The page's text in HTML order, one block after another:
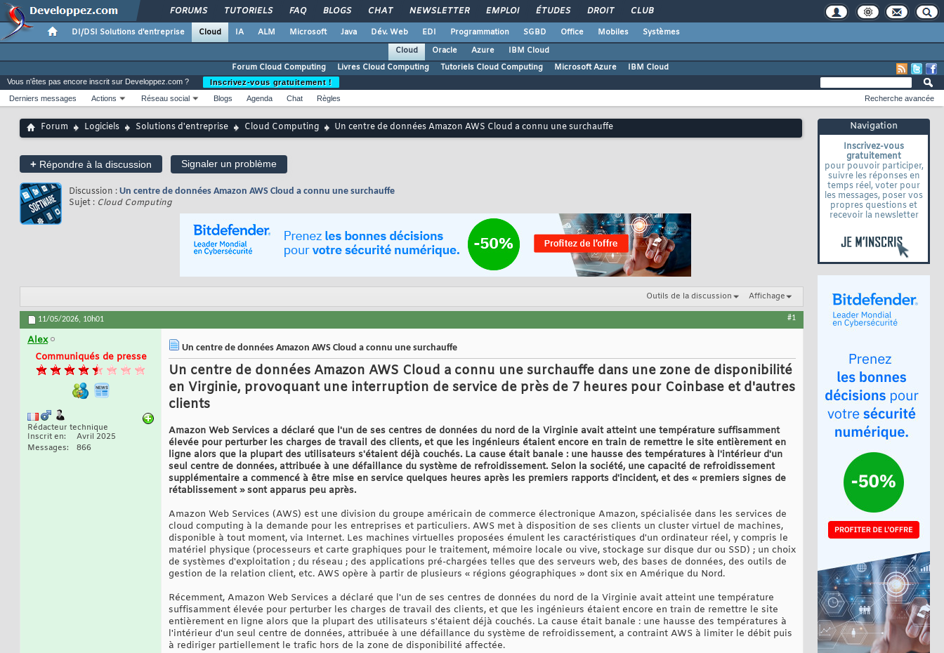
FORUMS TUTORIELS FAQ BLOGS CHAT NEWSLETTER EMPLOI ÉTUDES DROIT CLUB
DI/DSI Solutions d'entreprise Cloud IA ALM Microsoft Java Dév. Web EDI Programmation SGBD Office Mobiles
Systèmes
Cloud
Oracle Azure
IBM Cloud
Forum Cloud Computing
Livres Cloud Computing Tutoriels Cloud Computing Microsoft Azure IBM Cloud
Navigation
Inscrivez-vous
gratuitement
pour pouvoir participer,
suivre les réponses en
temps réel, voter pour
les messages, poser vos
propres questions et
recevoir la newsletter
Vous n'êtes pas encore inscrit sur Developpez.com ?
Inscrivez-vous gratuitement !
Derniers messages
Actions Réseau social Blogs Agenda Chat Règles Recherche avancée
Forum Logiciels Solutions d'entreprise Cloud Computing Un centre de données Amazon AWS Cloud a connu une surchauffe
+ Répondre à la discussion Signaler un problème
Discussion : Un centre de données Amazon AWS Cloud a connu une surchauffe
Sujet : Cloud Computing
Outils de la discussion Affichage
11/05/2026, 10h01 #1
Alex
Communiqués de presse
Rédacteur technique
Inscrit en
Avril 2025
Messages
866
Un centre de données Amazon AWS Cloud a connu une surchauffe
Un centre de données Amazon AWS Cloud a connu une surchauffe dans une zone de disponibilité
en Virginie, provoquant une interruption de service de près de 7 heures pour Coinbase et d'autres
clients
Amazon Web Services a déclaré que l'un de ses centres de données du nord de la Virginie avait atteint une température suffisamment
élevée pour perturber les charges de travail des clients, et que les ingénieurs étaient encore en train de remettre le site entièrement en
ligne alors que la plupart des utilisateurs s'étaient déjà couchés. La cause était banale : une hausse des températures à l'intérieur d'un
seul centre de données, attribuée à une défaillance du système de refroidissement. Selon la société, une capacité de refroidissement
supplémentaire a commencé à être mise en service quelques heures après les premiers rapports d'incident, et des « premiers signes de
rétablissement » sont apparus peu après.
Amazon Web Services (AWS) est une division du groupe américain de commerce électronique Amazon, spécialisée dans les services de
cloud computing à la demande pour les entreprises et particuliers. AWS met à disposition de ses clients un cluster virtuel de machines,
disponible à tout moment, via Internet. Les machines virtuelles proposées émulent les caractéristiques d'un ordinateur réel, y compris le
matériel physique (processeurs et carte graphiques pour le traitement, mémoire locale ou vive, stockage sur disque dur ou SSD) ; un choix
de systèmes d'exploitation ; du réseau ; des applications pré-chargées telles que des serveurs web, des bases de données, des outils de
gestion de la relation client, etc. AWS opère à partir de plusieurs « régions géographiques » dont six en Amérique du Nord.
Récemment, Amazon Web Services a déclaré que l'un de ses centres de données du nord de la Virginie avait atteint une température
suffisamment élevée pour perturber les charges de travail des clients, et que les ingénieurs étaient encore en train de remettre le site
entièrement en ligne alors que la plupart des utilisateurs s'étaient déjà couchés. La cause était banale : une hausse des températures à
l'intérieur d'un seul centre de données, attribuée à une défaillance du système de refroidissement, a contraint AWS à limiter le débit puis
à rediriger partiellement le trafic hors de la zone de disponibilité affectée.